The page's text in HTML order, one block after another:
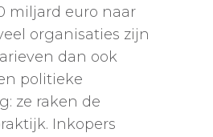
miljard euro naar
organisaties zijn
dan ook
politieke
ze raken de
Inkopers